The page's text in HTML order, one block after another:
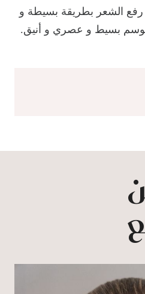
الشعر بطريقة بسيطة و
بسيط و عصري و أنيق.